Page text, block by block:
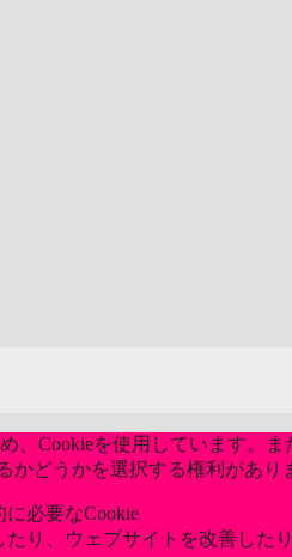
Cookieを使用しています。
かどうかを選択する権利があり
必要なCookie
り、ウェブサイトを改善した